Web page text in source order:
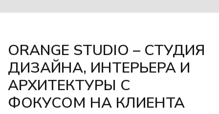
ORANGE STUDIO – СТУДИЯ
ДИЗАЙНА, ИНТЕРЬЕРА И
АРХИТЕКТУРЫ С
ФОКУСОМ НА КЛИЕНТА